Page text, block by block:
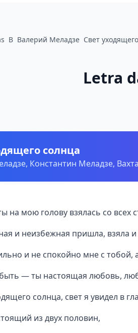
В Валерий Меладзе Свет
Letra
солнца
Константин Меладзе,
на мою голову взялась со всех
и неизбежная пришла, взяла
и не спокойно мне с тобой,
— ты настоящая любовь,
солнца, свет я увидел в
из двух половин,